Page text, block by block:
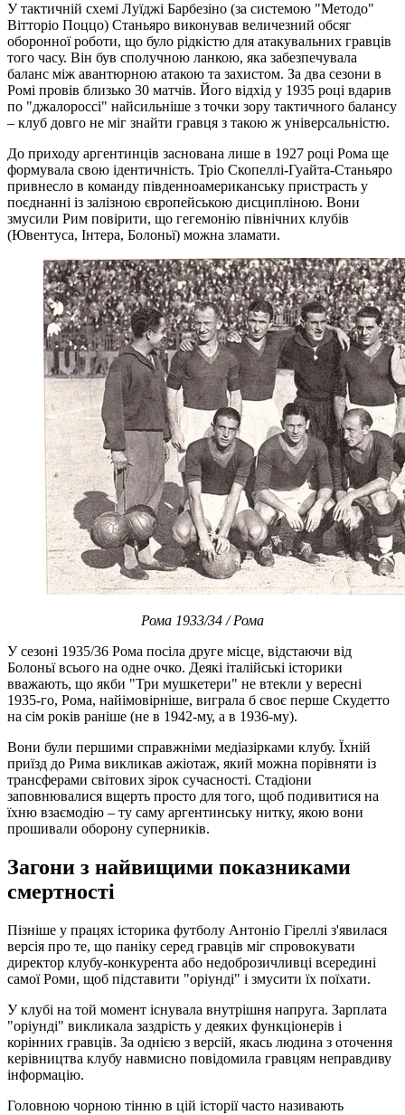
У тактичній схемі Луїджі Барбезіно (за системою "Методо"
Вітторіо Поццо) Станьяро виконував величезний обсяг
оборонної роботи, що було рідкістю для атакувальних гравців
того часу. Він був сполучною ланкою, яка забезпечувала
баланс між авантюрною атакою та захистом. За два сезони в
Ромі провів близько 30 матчів. Його відхід у 1935 році вдарив
по "джалороссі" найсильніше з точки зору тактичного балансу
– клуб довго не міг знайти гравця з такою ж універсальністю.
До приходу аргентинців заснована лише в 1927 році Рома ще
формувала свою ідентичність. Тріо Скопеллі-Гуайта-Станьяро
привнесло в команду південноамериканську пристрасть у
поєднанні із залізною європейською дисципліною. Вони
змусили Рим повірити, що гегемонію північних клубів
(Ювентуса, Інтера, Болоньї) можна зламати.
Рома 1933/34 / Рома
У сезоні 1935/36 Рома посіла друге місце, відстаючи від
Болоньї всього на одне очко. Деякі італійські історики
вважають, що якби "Три мушкетери" не втекли у вересні
1935-го, Рома, найімовірніше, виграла б своє перше Скудетто
на сім років раніше (не в 1942-му, а в 1936-му).
Вони були першими справжніми медіазірками клубу. Їхній
приїзд до Рима викликав ажіотаж, який можна порівняти із
трансферами світових зірок сучасності. Стадіони
заповнювалися вщерть просто для того, щоб подивитися на
їхню взаємодію – ту саму аргентинську нитку, якою вони
прошивали оборону суперників.
Загони з найвищими показниками
смертності
Пізніше у працях історика футболу Антоніо Гіреллі з'явилася
версія про те, що паніку серед гравців міг спровокувати
директор клубу-конкурента або недоброзичливці всередині
самої Роми, щоб підставити "оріунді" і змусити їх поїхати.
У клубі на той момент існувала внутрішня напруга. Зарплата
"оріунді" викликала заздрість у деяких функціонерів і
корінних гравців. За однією з версій, якась людина з оточення
керівництва клубу навмисно повідомила гравцям неправдиву
інформацію.
Головною чорною тінню в цій історії часто називають